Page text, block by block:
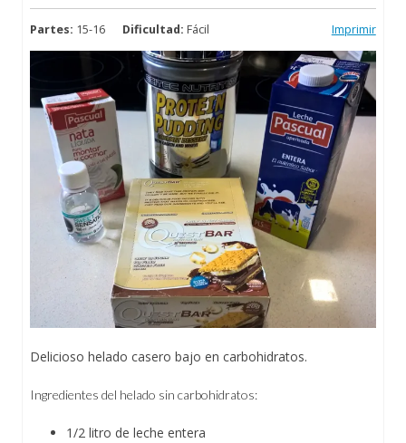
Partes: 15-16 Dificultad:Fácil Imprimir
Delicioso helado casero bajo en carbohidratos.
Ingredientes del helado sin carbohidratos:
1/2 litro de leche entera